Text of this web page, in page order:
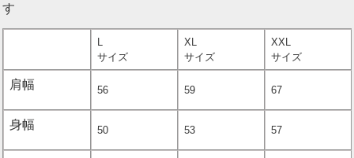
す
サイズ
XL
サイズ
XXL
サイズ
肩幅 56 59 67
身幅 50 53 57